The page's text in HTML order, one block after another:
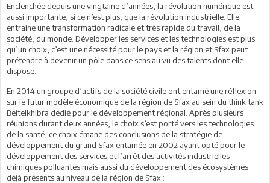
Enclenchée depuis une vingtaine d’années, la révolution numérique est
aussi importante, si ce n’est plus, que la révolution industrielle. Elle
entraine une transformation radicale et très rapide du travail, de la
société, du monde. Développer les services et les technologies est plus
qu’un choix, c’est une nécessité pour le pays et la région et Sfax peut
prétendre à devenir un pôle dans ce sens au vu des talents dont elle
dispose.
En 2014 un groupe d’actifs de la société civile ont entamé une réflexion
sur le futur modèle économique de la région de Sfax au sein du think tank
Beitelkhibra dédié pour le développement régional. Après plusieurs
réunions durant deux années, le choix s’est porté vers les technologies
de la santé, ce choix émane des conclusions de la stratégie de
développement du grand Sfax entamée en 2002 ayant opté pour le
développement des services et l’arrêt des activités industrielles
chimiques polluantes mais aussi du développement des écosystèmes
déjà présents au niveau de la région de Sfax :